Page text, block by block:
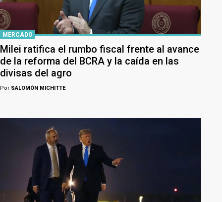
MERCADO
Milei ratifica el rumbo fiscal frente al avance
de la reforma del BCRA y la caída en las
divisas del agro
Por SALOMÓN MICHITTE